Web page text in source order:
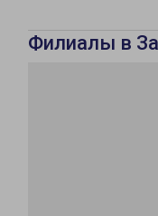
Филиалы в